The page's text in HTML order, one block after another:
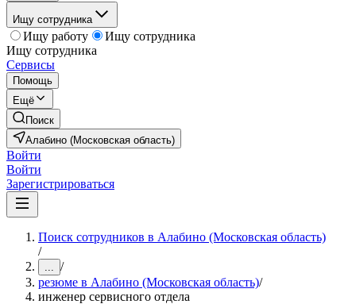
Ищу сотрудника
Ищу работу
Ищу сотрудника
Ищу сотрудника
Сервисы
Помощь
Ещё
Поиск
Алабино (Московская область)
Войти
Войти
Зарегистрироваться
Поиск сотрудников в Алабино (Московская область)
/
... /
резюме в Алабино (Московская область)/
инженер сервисного отдела